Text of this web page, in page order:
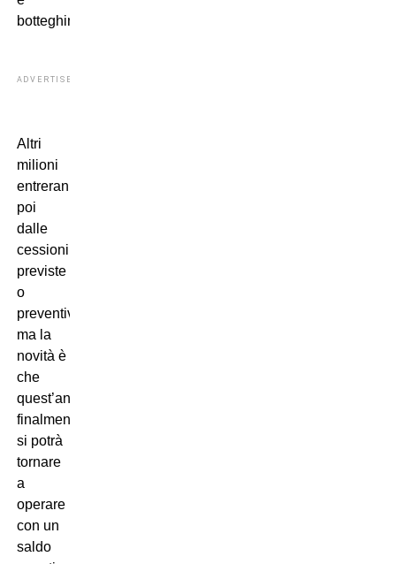
botteghino.
ADVERTISEMENT
Altri
milioni
entreranno
poi
dalle
cessioni
previste
o
preventivabili,
ma la
novità è
che
quest’anno
finalmente
si potrà
tornare
a
operare
con un
saldo